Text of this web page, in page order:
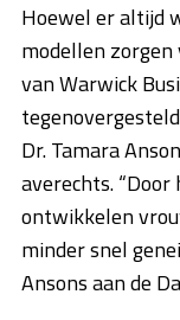
Hoewel er altijd
modellen
van Warwick
Dr. Tamara
averechts.
ontwikkelen
minder snel
Ansons aan de